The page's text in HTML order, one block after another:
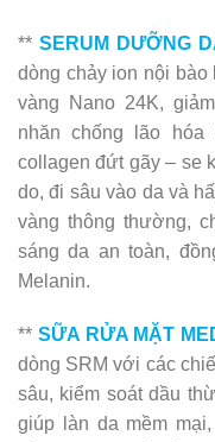
** SERUM DƯỠNG
dòng chảy ion nội bào
vàng Nano 24K,
nhăn chống lão
collagen đứt gãy – se
do, đi sâu vào da và
vàng thông thường,
sáng da an toàn,
Melanin.
** SỮA RỬA MẶT
dòng SRM với các
sâu, kiểm soát dầu
giúp làn da mềm